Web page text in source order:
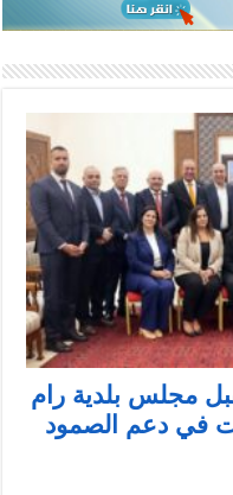
مجلس بلدية رام
في دعم الصمود